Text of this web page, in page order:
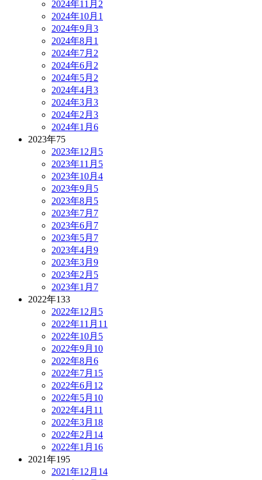
2024年11月 2
2024年10月 1
2024年9月 3
2024年8月 1
2024年7月 2
2024年6月 2
2024年5月 2
2024年4月 3
2024年3月 3
2024年2月 3
2024年1月 6
2023年75
2023年12月 5
2023年11月 5
2023年10月 4
2023年9月 5
2023年8月 5
2023年7月 7
2023年6月 7
2023年5月 7
2023年4月 9
2023年3月 9
2023年2月 5
2023年1月 7
2022年133
2022年12月 5
2022年11月 11
2022年10月 5
2022年9月 10
2022年8月 6
2022年7月 15
2022年6月 12
2022年5月 10
2022年4月 11
2022年3月 18
2022年2月 14
2022年1月 16
2021年195
2021年12月 14